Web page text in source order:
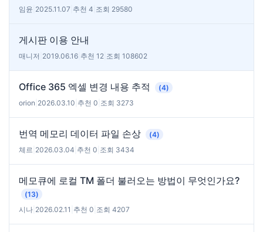
임윤 2025.11.07 추천 4 조회 29580
게시판 이용 안내
매니저 2019.06.16 추천 12 조회 108602
Office 365 엑셀 변경 내용 추적
(4)
orion 2026.03.10 추천 0 조회 3273
번역 메모리 데이터 파일 손상
(4)
체르 2026.03.04 추천 0 조회 3434
메모큐에 로컬 TM 폴더 불러오는 방법이 무엇인가요?
(13)
시나 2026.02.11 추천 0 조회 4207